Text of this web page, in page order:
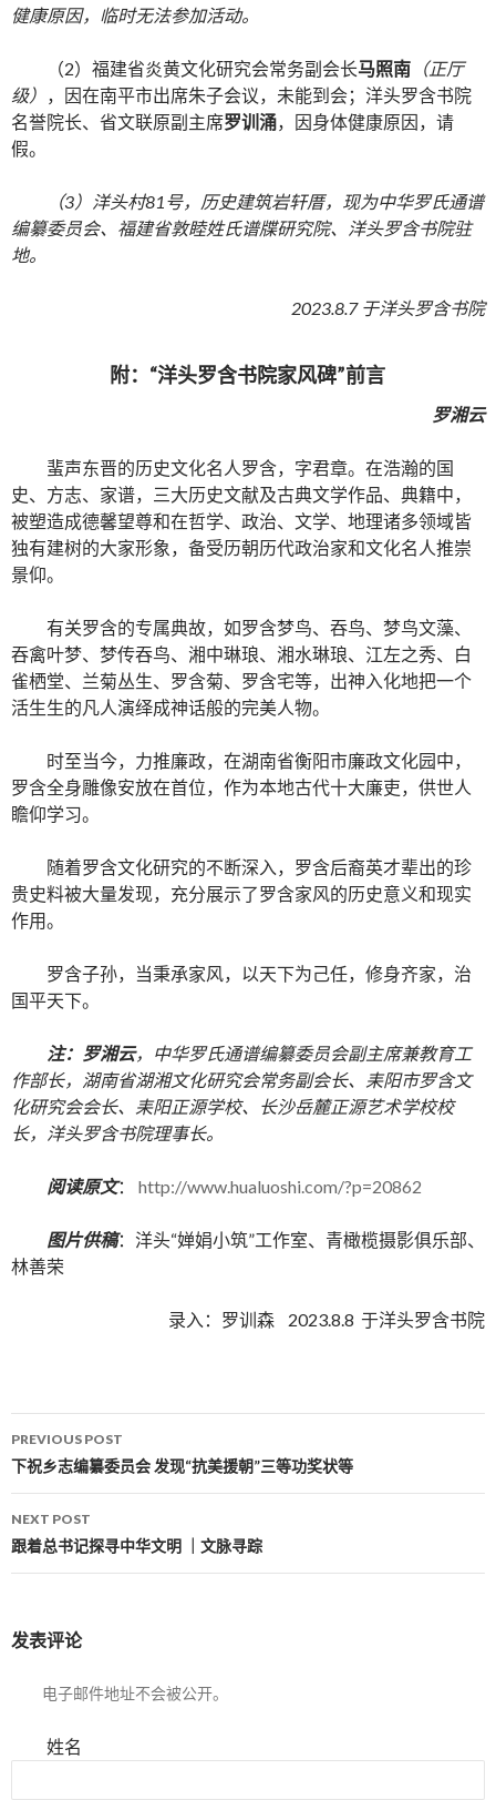
健康原因，临时无法参加活动。
（2）福建省炎黄文化研究会常务副会长马照南 （正厅
级） ，因在南平市出席朱子会议，未能到会；洋头罗含书院
名誉院长、省文联原副主席罗训涌，因身体健康原因，请
假。
（3）洋头村81号，历史建筑岩轩厝，现为中华罗氏通谱
编纂委员会、福建省敦睦姓氏谱牒研究院、洋头罗含书院驻
地。
2023.8.7 于洋头罗含书院
附：“洋头罗含书院家风碑”前言
罗湘云
蜚声东晋的历史文化名人罗含，字君章。在浩瀚的国
史、方志、家谱，三大历史文献及古典文学作品、典籍中，
被塑造成德馨望尊和在哲学、政治、文学、地理诸多领域皆
独有建树的大家形象，备受历朝历代政治家和文化名人推崇
景仰。
有关罗含的专属典故，如罗含梦鸟、吞鸟、梦鸟文藻、
吞禽叶梦、梦传吞鸟、湘中琳琅、湘水琳琅、江左之秀、白
雀栖堂、兰菊丛生、罗含菊、罗含宅等，出神入化地把一个
活生生的凡人演绎成神话般的完美人物。
时至当今，力推廉政，在湖南省衡阳市廉政文化园中，
罗含全身雕像安放在首位，作为本地古代十大廉吏，供世人
瞻仰学习。
随着罗含文化研究的不断深入，罗含后裔英才辈出的珍
贵史料被大量发现，充分展示了罗含家风的历史意义和现实
作用。
罗含子孙，当秉承家风，以天下为己任，修身齐家，治
国平天下。
注：罗湘云，中华罗氏通谱编纂委员会副主席兼教育工
作部长，湖南省湖湘文化研究会常务副会长、耒阳市罗含文
化研究会会长、耒阳正源学校、长沙岳麓正源艺术学校校
长，洋头罗含书院理事长。
阅读原文： http://www.hualuoshi.com/?p=20862
图片供稿：洋头“婵娟小筑”工作室、青橄榄摄影俱乐部、
林善荣
录入：罗训森 2023.8.8 于洋头罗含书院
Post navigation
PREVIOUS POST
下祝乡志编纂委员会 发现“抗美援朝”三等功奖状等
NEXT POST
跟着总书记探寻中华文明 ｜文脉寻踪
发表评论
电子邮件地址不会被公开。
姓名